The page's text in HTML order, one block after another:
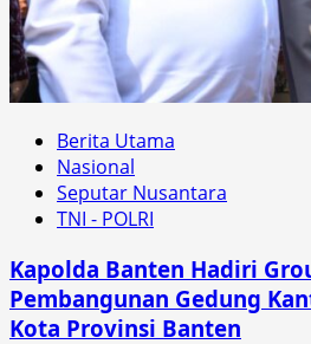
Berita Utama
Nasional
Seputar Nusantara
TNI - POLRI
Kapolda Banten Hadiri
Pembangunan Gedung
Kota Provinsi Banten